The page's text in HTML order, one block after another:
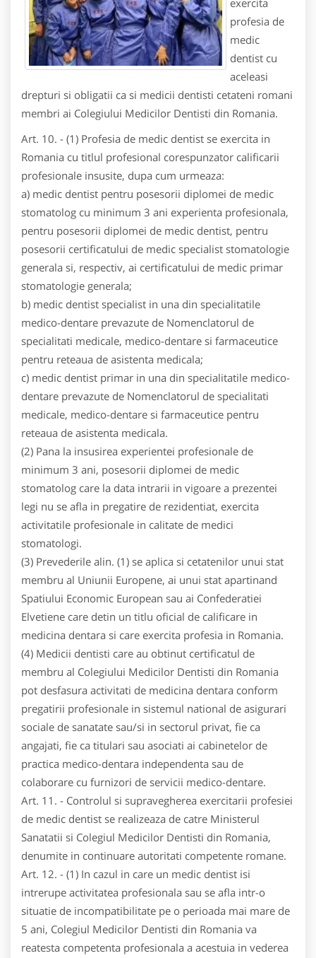
exercita
profesia de
medic
dentist cu
aceleasi
drepturi si obligatii ca si medicii dentisti cetateni romani
membri ai Colegiului Medicilor Dentisti din Romania.
Art. 10. - (1) Profesia de medic dentist se exercita in
Romania cu titlul profesional corespunzator calificarii
profesionale insusite, dupa cum urmeaza:
a) medic dentist pentru posesorii diplomei de medic
stomatolog cu minimum 3 ani experienta profesionala,
pentru posesorii diplomei de medic dentist, pentru
posesorii certificatului de medic specialist stomatologie
generala si, respectiv, ai certificatului de medic primar
stomatologie generala;
b) medic dentist specialist in una din specialitatile
medico-dentare prevazute de Nomenclatorul de
specialitati medicale, medico-dentare si farmaceutice
pentru reteaua de asistenta medicala;
c) medic dentist primar in una din specialitatile medico-
dentare prevazute de Nomenclatorul de specialitati
medicale, medico-dentare si farmaceutice pentru
reteaua de asistenta medicala.
(2) Pana la insusirea experientei profesionale de
minimum 3 ani, posesorii diplomei de medic
stomatolog care la data intrarii in vigoare a prezentei
legi nu se afla in pregatire de rezidentiat, exercita
activitatile profesionale in calitate de medici
stomatologi.
(3) Prevederile alin. (1) se aplica si cetatenilor unui stat
membru al Uniunii Europene, ai unui stat apartinand
Spatiului Economic European sau ai Confederatiei
Elvetiene care detin un titlu oficial de calificare in
medicina dentara si care exercita profesia in Romania.
(4) Medicii dentisti care au obtinut certificatul de
membru al Colegiului Medicilor Dentisti din Romania
pot desfasura activitati de medicina dentara conform
pregatirii profesionale in sistemul national de asigurari
sociale de sanatate sau/si in sectorul privat, fie ca
angajati, fie ca titulari sau asociati ai cabinetelor de
practica medico-dentara independenta sau de
colaborare cu furnizori de servicii medico-dentare.
Art. 11. - Controlul si supravegherea exercitarii profesiei
de medic dentist se realizeaza de catre Ministerul
Sanatatii si Colegiul Medicilor Dentisti din Romania,
denumite in continuare autoritati competente romane.
Art. 12. - (1) In cazul in care un medic dentist isi
intrerupe activitatea profesionala sau se afla intr-o
situatie de incompatibilitate pe o perioada mai mare de
5 ani, Colegiul Medicilor Dentisti din Romania va
reatesta competenta profesionala a acestuia in vederea